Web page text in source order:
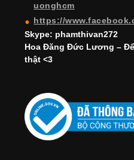
uonghcm
https://
Skype: phamthivan272
Hoa Đăng Đức Lương –
thật <3